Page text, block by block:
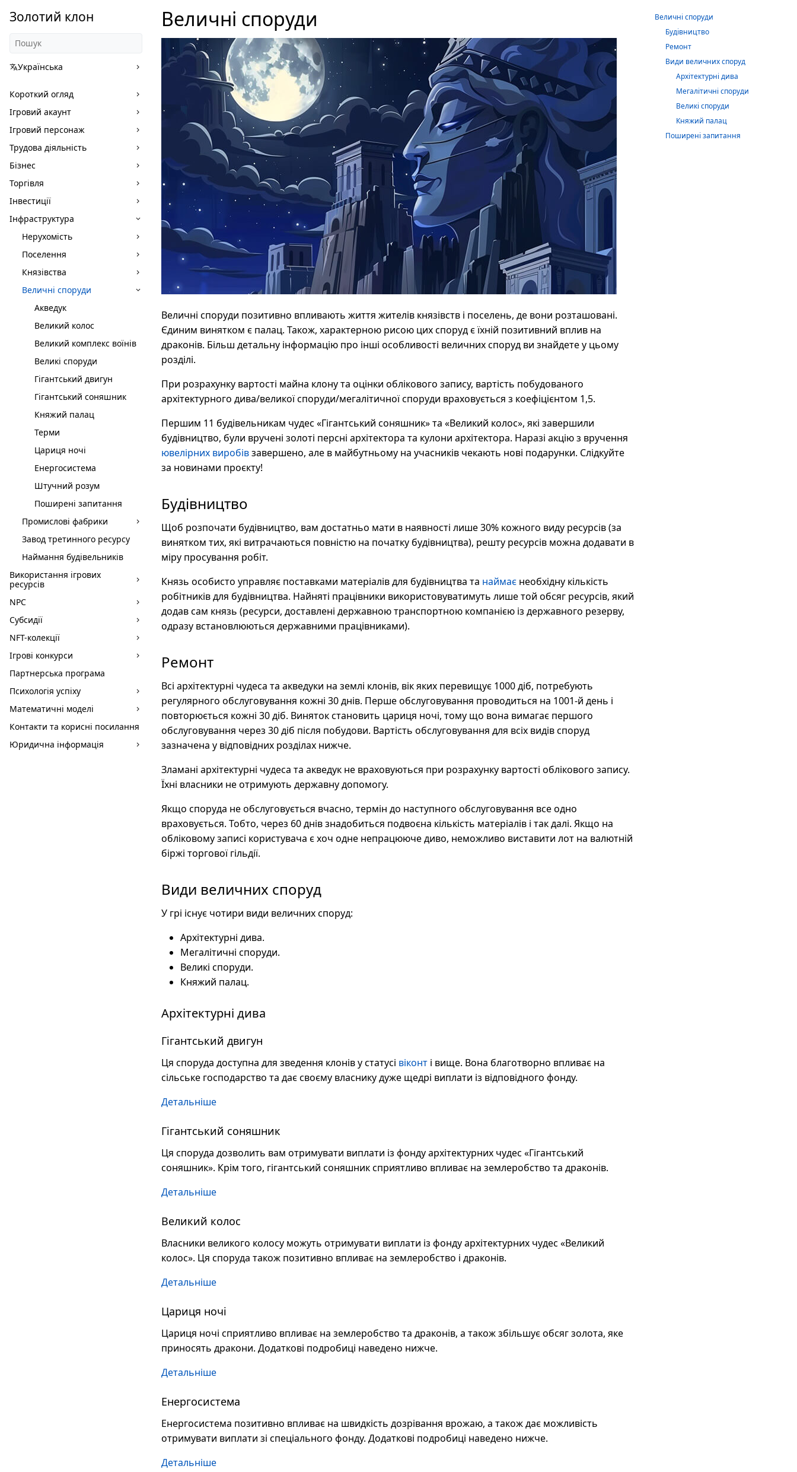
Золотий клон
Українська
Короткий огляд
Ігровий акаунт
Ігровий персонаж
Трудова діяльність
Бізнес
Торгівля
Інвестиції
Інфраструктура
Нерухомість
Поселення
Князівства
Величні споруди
Акведук
Великий колос
Великий комплекс воїнів
Великі споруди
Гігантський двигун
Гігантський соняшник
Княжий палац
Терми
Цариця ночі
Енергосистема
Штучний розум
Поширені запитання
Промислові фабрики
Завод третинного ресурсу
Наймання будівельників
Використання ігрових
ресурсів
NPC
Субсидії
NFT-колекції
Ігрові конкурси
Партнерська програма
Психологія успіху
Математичні моделі
Контакти та корисні посилання
Юридична інформація
Величні споруди
Величні споруди позитивно впливають життя жителів князівств і поселень, де вони розташовані.
Єдиним винятком є палац. Також, характерною рисою цих споруд є їхній позитивний вплив на
драконів. Більш детальну інформацію про інші особливості величних споруд ви знайдете у цьому
розділі.
При розрахунку вартості майна клону та оцінки облікового запису, вартість побудованого
архітектурного дива/великої споруди/мегалітичної споруди враховується з коефіцієнтом 1,5.
Першим 11 будівельникам чудес «Гігантський соняшник» та «Великий колос», які завершили
будівництво, були вручені золоті персні архітектора та кулони архітектора. Наразі акцію з вручення
ювелірних виробівзавершено, але в майбутньому на учасників чекають нові подарунки. Слідкуйте
за новинами проєкту!
Будівництво
Щоб розпочати будівництво, вам достатньо мати в наявності лише 30% кожного виду ресурсів (за
винятком тих, які витрачаються повністю на початку будівництва), решту ресурсів можна додавати в
міру просування робіт.
Князь особисто управляє поставками матеріалів для будівництва та наймає необхідну кількість
робітників для будівництва. Найняті працівники використовуватимуть лише той обсяг ресурсів, який
додав сам князь (ресурси, доставлені державною транспортною компанією із державного резерву,
одразу встановлюються державними працівниками).
Ремонт
Всі архітектурні чудеса та акведуки на землі клонів, вік яких перевищує 1000 діб, потребують
регулярного обслуговування кожні 30 днів. Перше обслуговування проводиться на 1001-й день і
повторюється кожні 30 діб. Виняток становить цариця ночі, тому що вона вимагає першого
обслуговування через 30 діб після побудови. Вартість обслуговування для всіх видів споруд
зазначена у відповідних розділах нижче.
Зламані архітектурні чудеса та акведук не враховуються при розрахунку вартості облікового запису.
Їхні власники не отримують державну допомогу.
Якщо споруда не обслуговується вчасно, термін до наступного обслуговування все одно
враховується. Тобто, через 60 днів знадобиться подвоєна кількість матеріалів і так далі. Якщо на
обліковому записі користувача є хоч одне непрацююче диво, неможливо виставити лот на валютній
біржі торгової гільдії.
Види величних споруд
У грі існує чотири види величних споруд:
Архітектурні дива.
Мегалітичні споруди.
Великі споруди.
Княжий палац.
Архітектурні дива
Гігантський двигун
Ця споруда доступна для зведення клонів у статусі віконт і вище. Вона благотворно впливає на
сільське господарство та дає своєму власнику дуже щедрі виплати із відповідного фонду.
Детальніше
Гігантський соняшник
Ця споруда дозволить вам отримувати виплати із фонду архітектурних чудес «Гігантський
соняшник». Крім того, гігантський соняшник сприятливо впливає на землеробство та драконів.
Детальніше
Великий колос
Власники великого колосу можуть отримувати виплати із фонду архітектурних чудес «Великий
колос». Ця споруда також позитивно впливає на землеробство і драконів.
Детальніше
Цариця ночі
Цариця ночі сприятливо впливає на землеробство та драконів, а також збільшує обсяг золота, яке
приносять дракони. Додаткові подробиці наведено нижче.
Детальніше
Енергосистема
Енергосистема позитивно впливає на швидкість дозрівання врожаю, а також дає можливість
отримувати виплати зі спеціального фонду. Додаткові подробиці наведено нижче.
Детальніше
Величні споруди
Будівництво
Ремонт
Види величних споруд
Архітектурні дива
Мегалітичні споруди
Великі споруди
Княжий палац
Поширені запитання